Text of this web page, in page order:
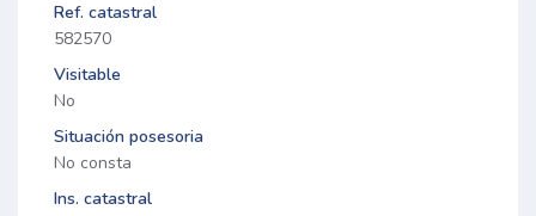
Ref. catastral
582570
Visitable
No
Situación posesoria
No consta
Ins. catastral